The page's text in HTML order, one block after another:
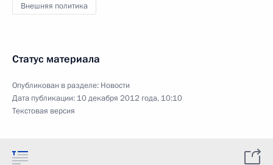
Внешняя политика
Статус материала
Опубликован в разделе: Новости
Дата публикации: 10 декабря 2012 года, 10:10
Текстовая версия